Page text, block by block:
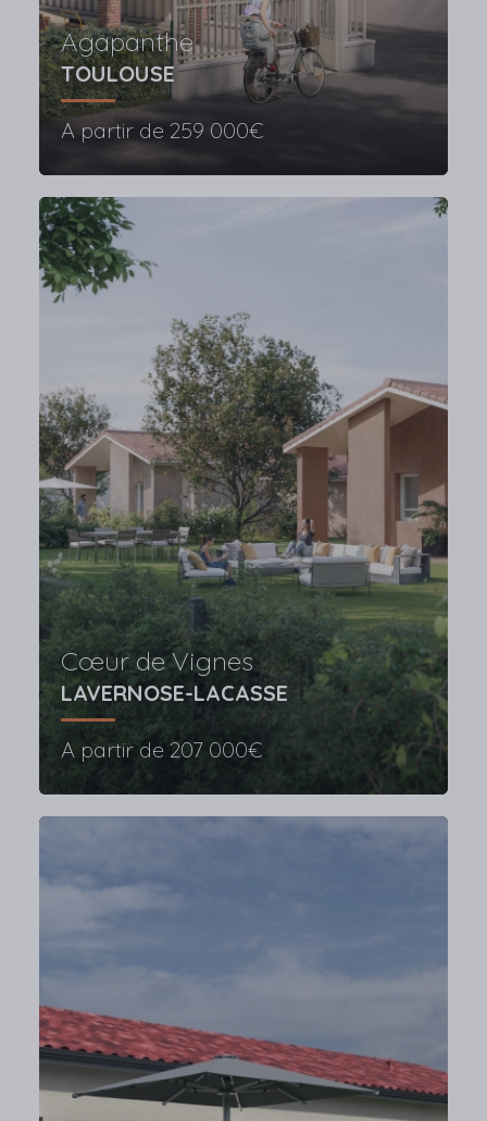
Agapanthe
TOULOUSE
A partir de 259 000€
Cœur de Vignes
LAVERNOSE-LACASSE
A partir de 207 000€